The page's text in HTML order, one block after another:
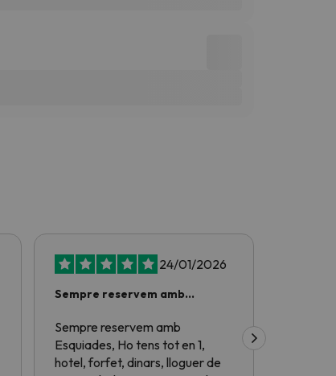
24/01/2026
Sempre reservem amb
Sempre reservem amb
Esquiades, Ho tens tot en 1,
hotel, forfet, dinars, lloguer de